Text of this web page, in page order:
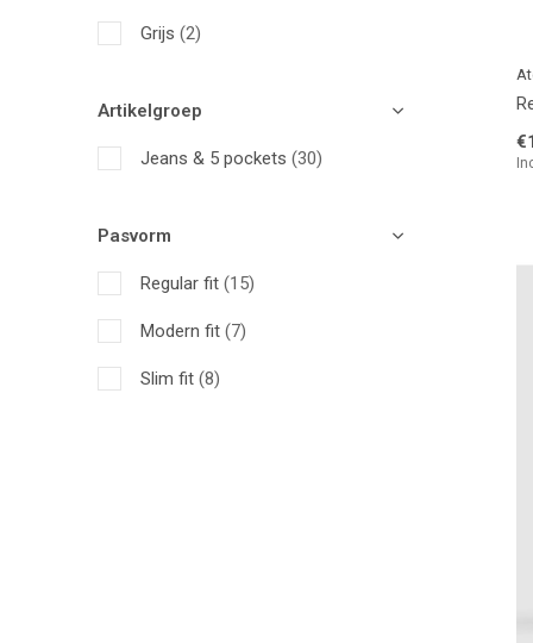
Grijs (2)
Artikelgroep
Jeans & 5 pockets (30)
Pasvorm
Regular fit (15)
Modern fit (7)
Slim fit (8)